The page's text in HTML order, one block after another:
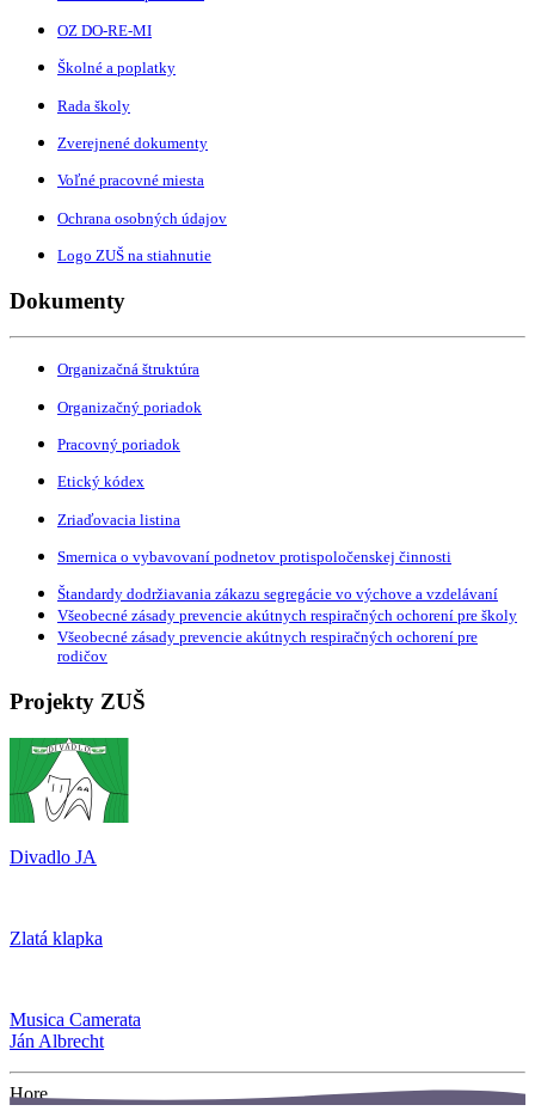
OZ DO-RE-MI
Školné a poplatky
Rada školy
Zverejnené dokumenty
Voľné pracovné miesta
Ochrana osobných údajov
Logo ZUŠ na stiahnutie
Dokumenty
Organizačná štruktúra
Organizačný poriadok
Pracovný poriadok
Etický kódex
Zriaďovacia listina
Smernica o vybavovaní podnetov protispoločenskej činnosti
Štandardy dodržiavania zákazu segregácie vo výchove a vzdelávaní
Všeobecné zásady prevencie akútnych respiračných ochorení pre školy
Všeobecné zásady prevencie akútnych respiračných ochorení pre
rodičov
Projekty ZUŠ
Divadlo JA
Zlatá klapka
Musica Camerata
Ján Albrecht
Hore